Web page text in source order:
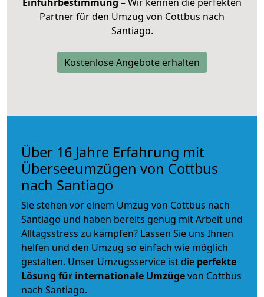
Partner für den Umzug von Cottbus nach
Santiago.
Kostenlose Angebote erhalten
Über 16 Jahre Erfahrung mit
Überseeumzügen von Cottbus
nach Santiago
Sie stehen vor einem Umzug von Cottbus nach
Santiago und haben bereits genug mit Arbeit und
Alltagsstress zu kämpfen? Lassen Sie uns Ihnen
helfen und den Umzug so einfach wie möglich
gestalten. Unser Umzugsservice ist die perfekte
Lösung für internationale Umzügevon Cottbus
nach Santiago.